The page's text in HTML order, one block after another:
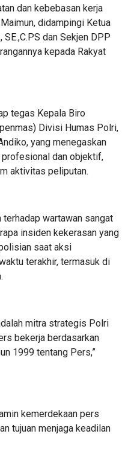
dan kebebasan kerja
didampingi Ketua
dan Sekjen DPP
kepada Rakyat
tegas Kepala Biro
Divisi Humas Polri,
yang menegaskan
dan objektif,
aktivitas peliputan.
terhadap wartawan sangat
insiden kekerasan yang
saat aksi
terakhir, termasuk di
mitra strategis Polri
bekerja berdasarkan
1999 tentang Pers,”
kemerdekaan pers
tujuan menjaga keadilan